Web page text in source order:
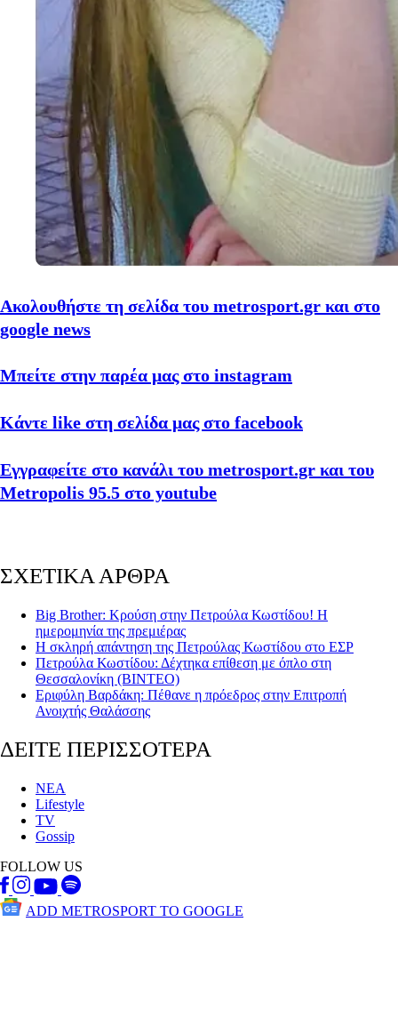
Ακολουθήστε τη σελίδα του metrosport.gr και στο
google news
Μπείτε στην παρέα μας στο instagram
Κάντε like στη σελίδα μας στο facebook
Εγγραφείτε στο κανάλι του metrosport.gr και του
Metropolis 95.5 στο youtube
ΣΧΕΤΙΚΑ ΑΡΘΡΑ
Big Brother: Κρούση στην Πετρούλα Κωστίδου! Η
ημερομηνία της πρεμιέρας
Η σκληρή απάντηση της Πετρούλας Κωστίδου στο ΕΣΡ
Πετρούλα Κωστίδου: Δέχτηκα επίθεση με όπλο στη
Θεσσαλονίκη (ΒΙΝΤΕΟ)
Εριφύλη Βαρδάκη: Πέθανε η πρόεδρος στην Επιτροπή
Ανοιχτής Θαλάσσης
ΔΕΙΤΕ ΠΕΡΙΣΣΟΤΕΡΑ
ΝΕΑ
Lifestyle
TV
Gossip
FOLLOW US
ADD METROSPORT TO GOOGLE